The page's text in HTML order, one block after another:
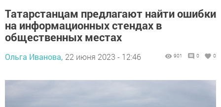
Татарстанцам предлагают найти ошибки
на информационных стендах в
общественных местах
Ольга Иванова, 22 июня 2023 - 12:46 901 0 0